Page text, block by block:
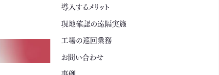
導入するメリット
現地確認の遠隔実施
工場の巡回業務
お問い合わせ